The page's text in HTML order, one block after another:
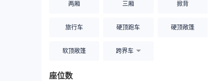
两厢 三厢 掀背
旅行车 硬顶跑车 硬顶敞篷
软顶敞篷 跨界车
座位数